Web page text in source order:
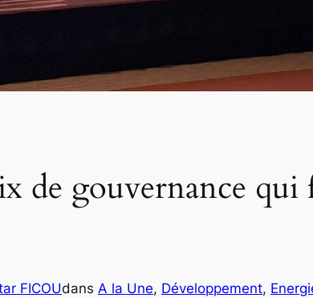
de gouvernance
FICOUdans A la Une, Développement,